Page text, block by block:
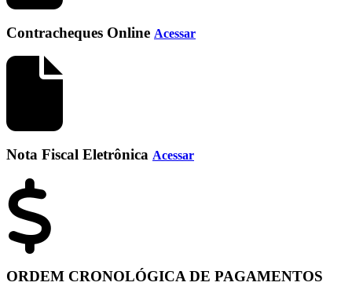
Contracheques Online Acessar
Nota Fiscal Eletrônica Acessar
ORDEM CRONOLÓGICA DE PAGAMENTOS